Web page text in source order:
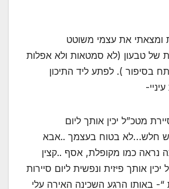
ומצאתי את עצמי משוטט
של טבעון (לא סמטאות ולא אפלות
בסיפור ). לפתע ליד התיכון
מטכ”ל יכין אותך ליום
חלש…לא בטוח בעצמך ..אבא
נראה כמו מקופלת, אסף ..קצין
אותך פיזית ונפשית ליום סיירות
“- באותו הרגע השכינה האירה עלי